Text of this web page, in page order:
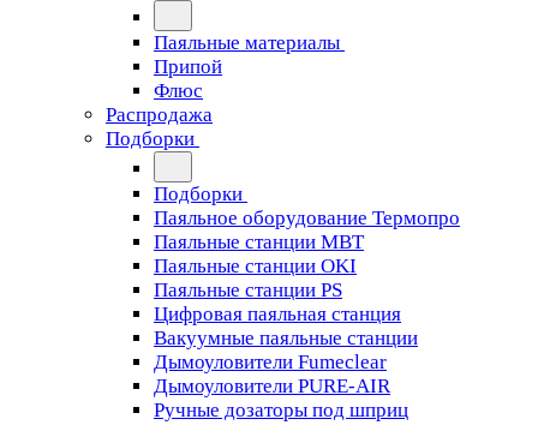
Паяльные материалы
Припой
Флюс
Распродажа
Подборки
Подборки
Паяльное оборудование Термопро
Паяльные станции MBT
Паяльные станции OKI
Паяльные станции PS
Цифровая паяльная станция
Вакуумные паяльные станции
Дымоуловители Fumeclear
Дымоуловители PURE-AIR
Ручные дозаторы под шприц